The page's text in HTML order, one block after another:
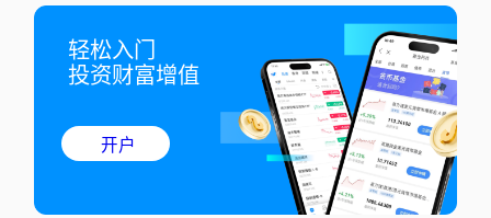
轻松入门
投资财富增值
开户